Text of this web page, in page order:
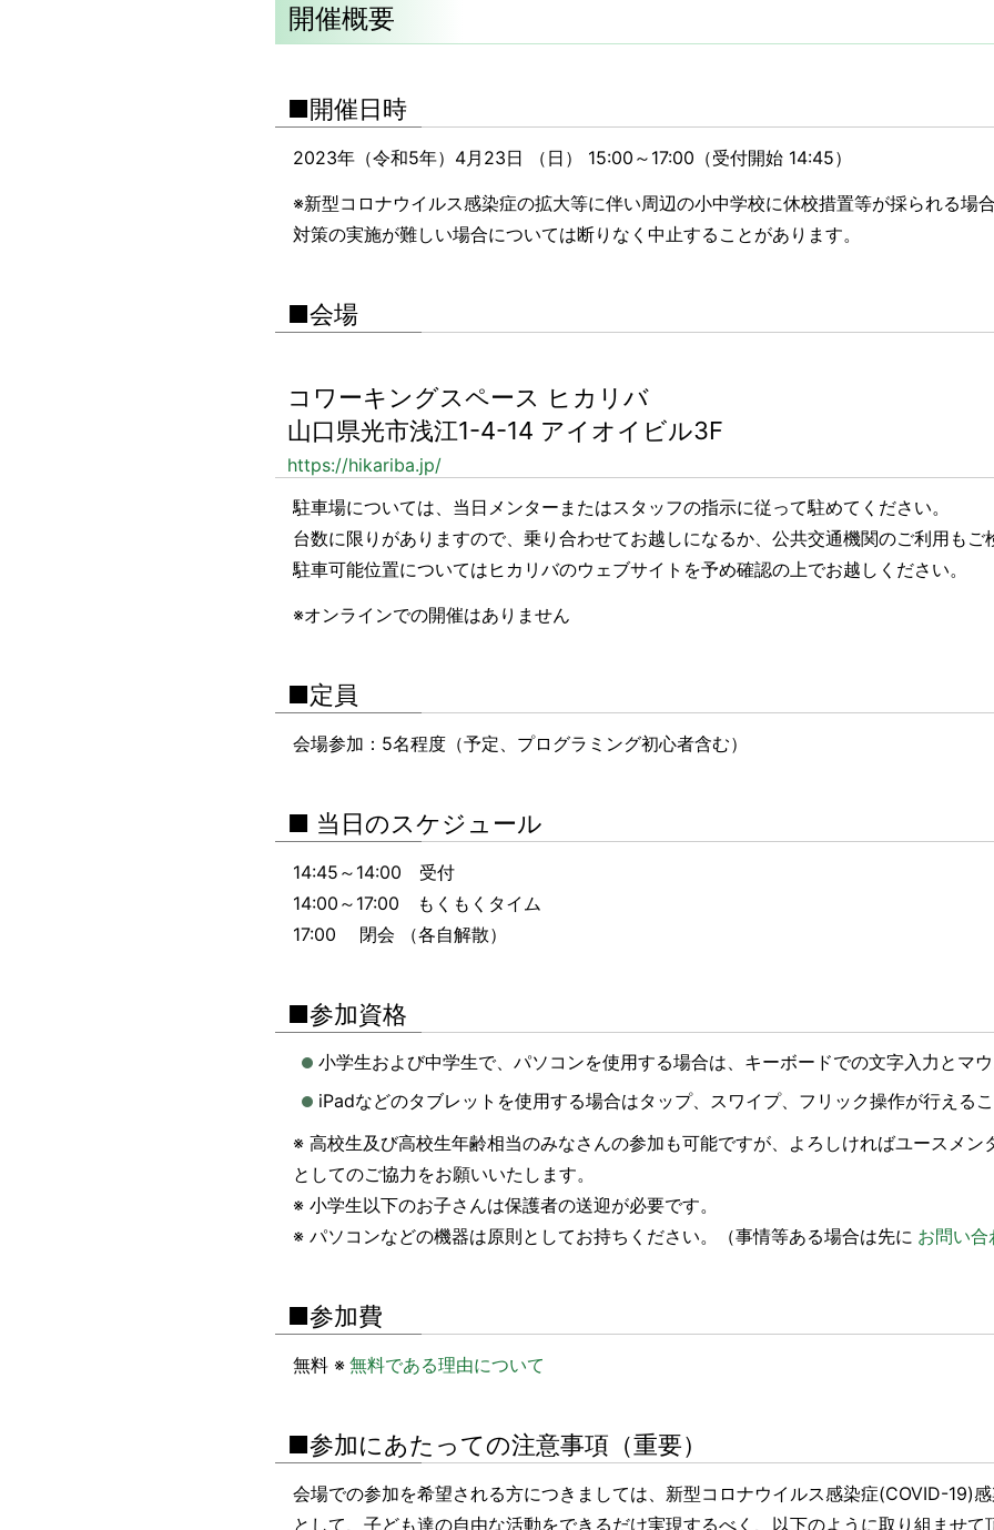
開催概要
■開催日時
2023年（令和5年）4月23日 （日） 15:00～17:00（受付開始 14:45）
※新型コロナウイルス感染症の拡大等に伴い周辺の小中学校に休校措置等が採られる場
対策の実施が難しい場合については断りなく中止することがあります。
■会場
コワーキングスペース ヒカリバ
山口県光市浅江1-4-14 アイオイビル3F
https://hikariba.jp/
駐車場については、当日メンターまたはスタッフの指示に従って駐めてください。
台数に限りがありますので、乗り合わせてお越しになるか、公共交通機関のご利用もご
駐車可能位置についてはヒカリバのウェブサイトを予め確認の上でお越しください。
※オンラインでの開催はありません
■定員
会場参加：5名程度（予定、プログラミング初心者含む）
■ 当日のスケジュール
14:45～14:00 受付
14:00～17:00 もくもくタイム
17:00 閉会 （各自解散）
■参加資格
小学生および中学生で、パソコンを使用する場合は、キーボードでの文字入力とマ
iPadなどのタブレットを使用する場合はタップ、スワイプ、フリック操作が行えるこ
※ 高校生及び高校生年齢相当のみなさんの参加も可能ですが、よろしければユースメン
としてのご協力をお願いいたします。
※ 小学生以下のお子さんは保護者の送迎が必要です。
※ パソコンなどの機器は原則としてお持ちください。（事情等ある場合は先に お問い合
■参加費
無料 ※ 無料である理由について
■参加にあたっての注意事項（重要）
会場での参加を希望される方につきましては、新型コロナウイルス感染症(COVID-19)
として、子ども達の自由な活動をできるだけ実現するべく、以下のように取り組ませて